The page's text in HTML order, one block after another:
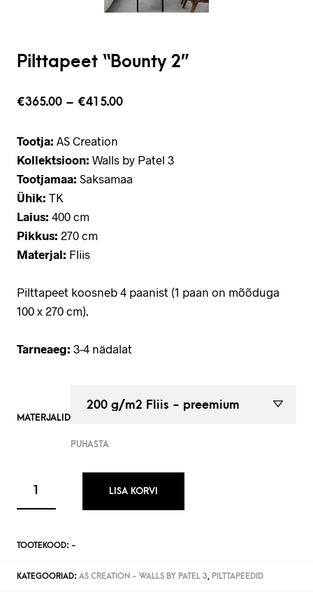
Pilttapeet “Bounty 2”
€365.00 – €415.00
Tootja: AS Creation
Kollektsioon: Walls by Patel 3
Tootjamaa: Saksamaa
Ühik: TK
Laius: 400 cm
Pikkus: 270 cm
Materjal: Fliis
Pilttapeet koosneb 4 paanist (1 paan on mõõduga
100 x 270 cm).
Tarneaeg: 3-4 nädalat
MATERJALID
PUHASTA
LISA KORVI
TOOTEKOOD: -
KATEGOORIAD: AS CREATION - WALLS BY PATEL 3, PILTTAPEEDID